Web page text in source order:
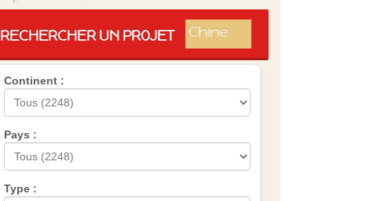
RECHERCHER UN PROJET
Pérou
Chine
Espagne
Brésil
Mexique
Groupe
Continent :
Pays :
Type :